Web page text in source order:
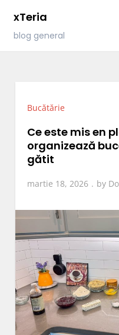
content
xTeria
blog general
Bucătărie
Ce este mis en
organizează
gătit
martie 18, 2026 by